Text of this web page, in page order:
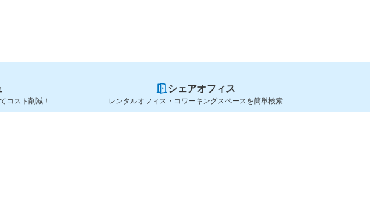
コスト削減！
シェアオフィス
レンタルオフィス・コワーキングスペースを簡単検索